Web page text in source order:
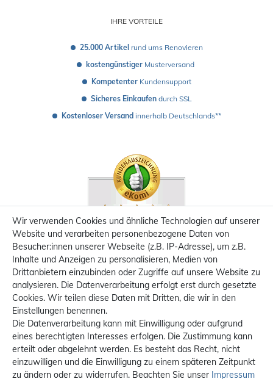
IHRE VORTEILE
25.000 Artikel rund ums Renovieren
kostengünstiger Musterversand
Kompetenter Kundensupport
Sicheres Einkaufen durch SSL
Kostenloser Versand innerhalb Deutschlands**
Wir verwenden Cookies und ähnliche Technologien auf unserer
Website und verarbeiten personenbezogene Daten von
Besucher:innen unserer Webseite (z.B. IP-Adresse), um z.B.
Inhalte und Anzeigen zu personalisieren, Medien von
Drittanbietern einzubinden oder Zugriffe auf unsere Website zu
analysieren. Die Datenverarbeitung erfolgt erst durch gesetzte
Cookies. Wir teilen diese Daten mit Dritten, die wir in den
Einstellungen benennen.
Die Datenverarbeitung kann mit Einwilligung oder aufgrund
eines berechtigten Interesses erfolgen. Die Zustimmung kann
erteilt oder abgelehnt werden. Es besteht das Recht, nicht
einzuwilligen und die Einwilligung zu einem späteren Zeitpunkt
zu ändern oder zu widerrufen. Beachten Sie unser Impressum